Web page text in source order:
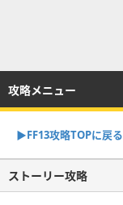
攻略メニュー
▶︎FF13攻略TOPに戻る
ストーリー攻略